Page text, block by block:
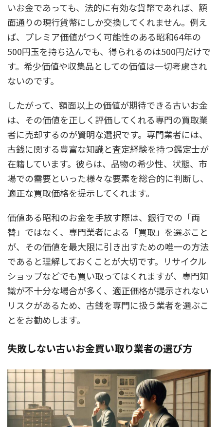
いお金であっても、法的に有効な貨幣であれば、額
面通りの現行貨幣にしか交換してくれません。例え
ば、プレミア価値がつく可能性のある昭和64年の
500円玉を持ち込んでも、得られるのは500円だけで
す。希少価値や収集品としての価値は一切考慮され
ないのです。
したがって、額面以上の価値が期待できる古いお金
は、その価値を正しく評価してくれる専門の買取業
者に売却するのが賢明な選択です。専門業者には、
古銭に関する豊富な知識と査定経験を持つ鑑定士が
在籍しています。彼らは、品物の希少性、状態、市
場での需要といった様々な要素を総合的に判断し、
適正な買取価格を提示してくれます。
価値ある昭和のお金を手放す際は、銀行での「両
替」ではなく、専門業者による「買取」を選ぶこと
が、その価値を最大限に引き出すための唯一の方法
であると理解しておくことが大切です。リサイクル
ショップなどでも買い取ってはくれますが、専門知
識が不十分な場合が多く、適正価格が提示されない
リスクがあるため、古銭を専門に扱う業者を選ぶこ
とをお勧めします。
失敗しない古いお金買い取り業者の選び方